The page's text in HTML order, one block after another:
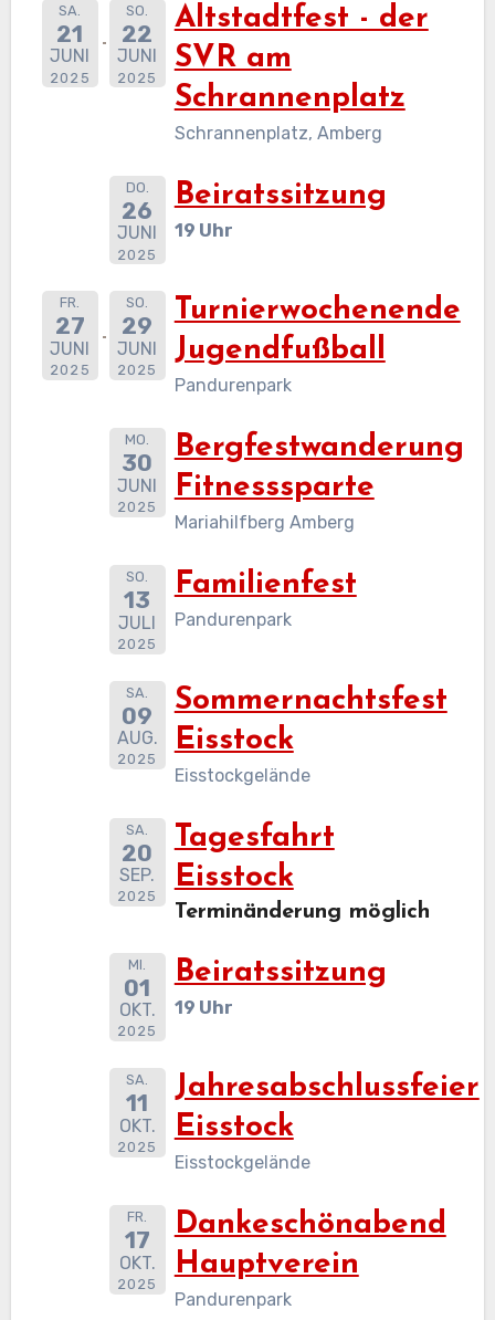
SA.
21
JUNI
2025
SO.
22
JUNI
2025
Altstadtfest - der
SVR am
Schrannenplatz
Schrannenplatz, Amberg
DO.
26
JUNI
2025
Beiratssitzung
19 Uhr
FR.
27
JUNI
2025
SO.
29
JUNI
2025
Turnierwochenende
Jugendfußball
Pandurenpark
MO.
30
JUNI
2025
Bergfestwanderung
Fitnesssparte
Mariahilfberg Amberg
SO.
13
JULI
2025
Familienfest
Pandurenpark
SA.
09
AUG.
2025
Sommernachtsfest
Eisstock
Eisstockgelände
SA.
20
SEP.
2025
Tagesfahrt
Eisstock
Terminänderung möglich
MI.
01
OKT.
2025
Beiratssitzung
19 Uhr
SA.
11
OKT.
2025
Jahresabschlussfeier
Eisstock
Eisstockgelände
FR.
17
OKT.
2025
Dankeschönabend
Hauptverein
Pandurenpark